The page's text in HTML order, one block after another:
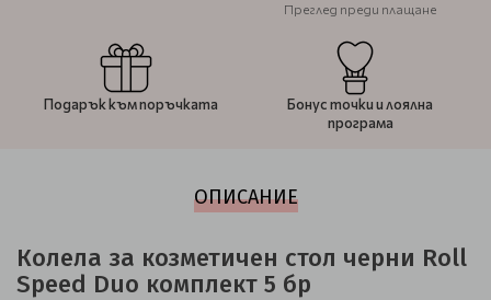
Преглед преди плащане
Подарък към поръчката
Бонус точки и лоялна
програма
ОПИСАНИЕ
Колела за козметичен стол черни Roll
Speed ​​​​Duo комплект 5 бр